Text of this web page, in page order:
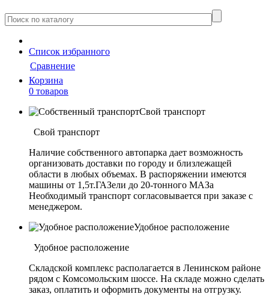
Cписок избранного
Сравнение
Корзина
0 товаров
Свой транспорт
Свой транспорт
Наличие собственного автопарка дает возможность
организовать доставки по городу и близлежащей
области в любых объемах. В распоряжении имеются
машины от 1,5т.ГАЗели до 20-тонного МАЗа
Необходимый транспорт согласовывается при заказе с
менеджером.
Удобное расположение
Удобное расположение
Складской комплекс располагается в Ленинском районе
рядом с Комсомольским шоссе. На складе можно сделать
заказ, оплатить и оформить документы на отгрузку.